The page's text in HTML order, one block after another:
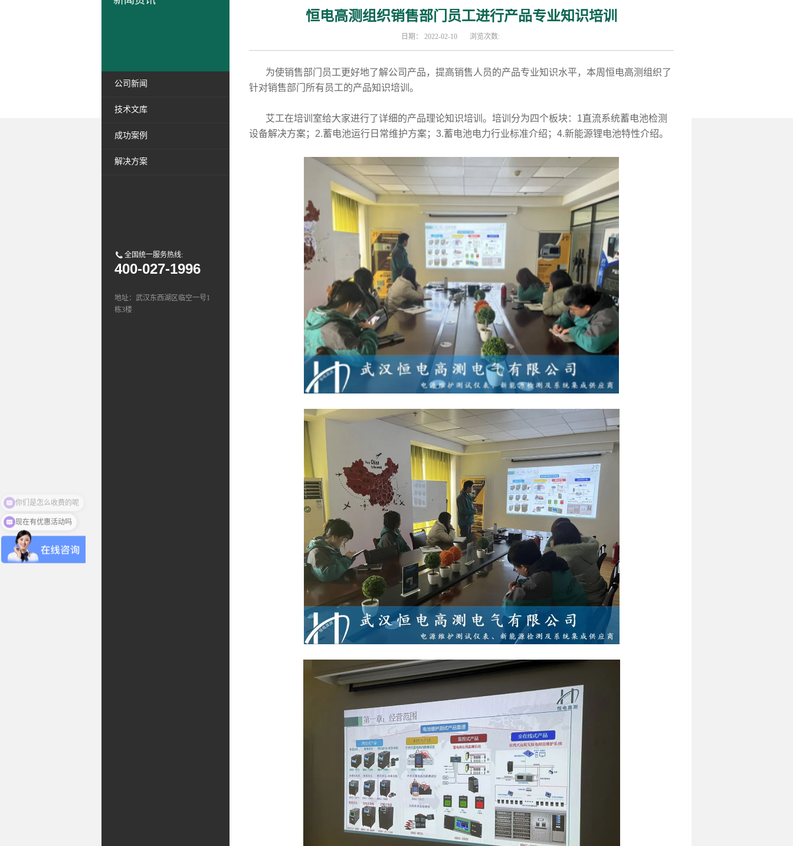
公司新闻
技术文库
成功案例
解决方案
全国统一服务热线:
400-027-1996
地址：武汉东西湖区临空一号1
栋3楼
恒电高测组织销售部门员工进行产品专业知识培训
日期： 2022-02-10 浏览次数:
为使销售部门员工更好地了解公司产品，提高销售人员的产品专业知识水平，本周恒电高测组织了
针对销售部门所有员工的产品知识培训。
艾工在培训室给大家进行了详细的产品理论知识培训。培训分为四个板块：1直流系统蓄电池检测
设备解决方案；2.蓄电池运行日常维护方案；3.蓄电池电力行业标准介绍；4.新能源锂电池特性介绍。
现在有优惠活动吗